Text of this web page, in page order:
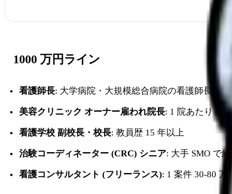
1000 万円ライン
看護師長: 大学病院・大規模総合病院の看護師長 (管
美容クリニック オーナー雇われ院長: 1 院あたり
看護学校 副校長・校長: 教員歴 15 年以上
治験コーディネーター (CRC) シニア: 大手 SMO で経
看護コンサルタント (フリーランス): 1 案件 30-80 万